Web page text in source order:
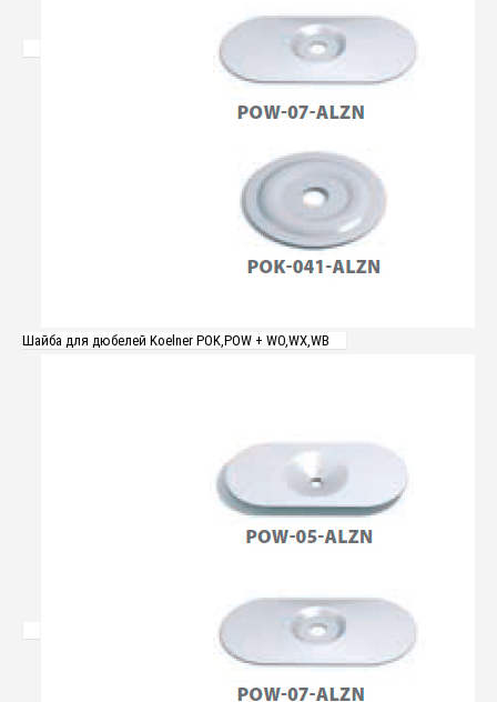
Шайба для дюбелей Koelner POK,POW + WO,WX,WB